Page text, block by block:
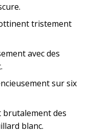
tristement
avec des
sur six
des
blanc.